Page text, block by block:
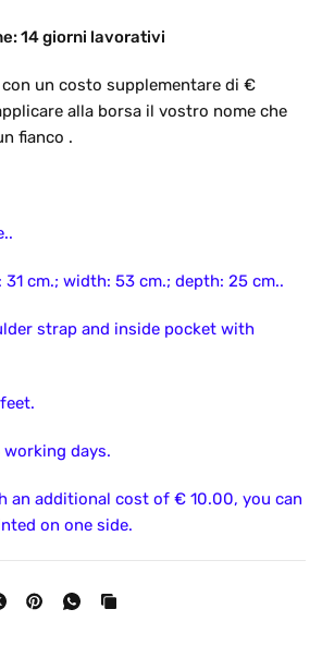
14 giorni lavorativi
con un costo supplementare di €
alla borsa il vostro nome che
fianco .
cm.; width: 53 cm.; depth: 25 cm..
strap and inside pocket with
days.
an additional cost of € 10.00, you can
on one side.